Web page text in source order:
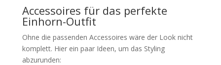
Accessoires für das perfekte
Einhorn-Outfit
Ohne die passenden Accessoires wäre der Look nicht
komplett. Hier ein paar Ideen, um das Styling
abzurunden: